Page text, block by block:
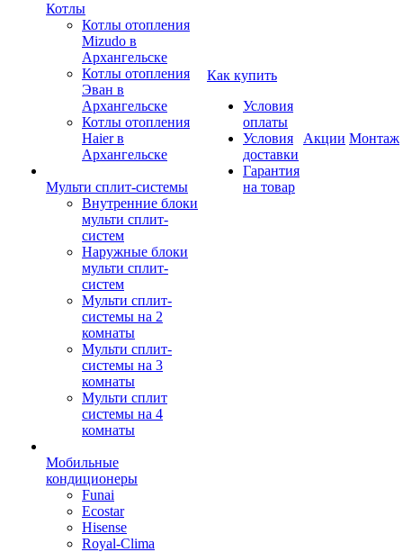
Котлы
Котлы отопления
Mizudo в
Архангельске
Котлы отопления
Эван в
Архангельске
Котлы отопления
Haier в
Архангельске
Мульти сплит-системы
Внутренние блоки
мульти сплит-
систем
Наружные блоки
мульти сплит-
систем
Мульти сплит-
системы на 2
комнаты
Мульти сплит-
системы на 3
комнаты
Мульти сплит
системы на 4
комнаты
Мобильные
кондиционеры
Funai
Ecostar
Hisense
Royal-Clima
Как купить
Условия
оплаты
Условия
доставки
Гарантия
на товар
Акции Монтаж